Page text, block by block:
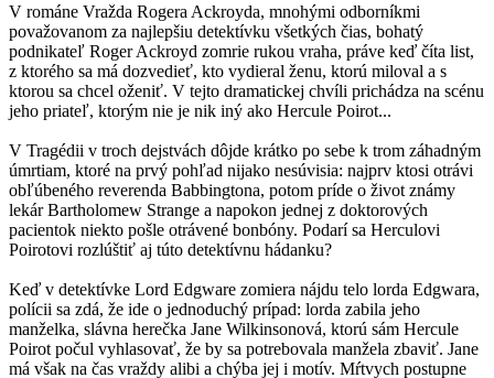
V románe Vražda Rogera Ackroyda, mnohými odborníkmi
považovanom za najlepšiu detektívku všetkých čias, bohatý
podnikateľ Roger Ackroyd zomrie rukou vraha, práve keď číta list,
z ktorého sa má dozvedieť, kto vydieral ženu, ktorú miloval a s
ktorou sa chcel oženiť. V tejto dramatickej chvíli prichádza na scénu
jeho priateľ, ktorým nie je nik iný ako Hercule Poirot...
V Tragédii v troch dejstvách dôjde krátko po sebe k trom záhadným
úmrtiam, ktoré na prvý pohľad nijako nesúvisia: najprv ktosi otrávi
obľúbeného reverenda Babbingtona, potom príde o život známy
lekár Bartholomew Strange a napokon jednej z doktorových
pacientok niekto pošle otrávené bonbóny. Podarí sa Herculovi
Poirotovi rozlúštiť aj túto detektívnu hádanku?
Keď v detektívke Lord Edgware zomiera nájdu telo lorda Edgwara,
polícii sa zdá, že ide o jednoduchý prípad: lorda zabila jeho
manželka, slávna herečka Jane Wilkinsonová, ktorú sám Hercule
Poirot počul vyhlasovať, že by sa potrebovala manžela zbaviť. Jane
má však na čas vraždy alibi a chýba jej i motív. Mŕtvych postupne